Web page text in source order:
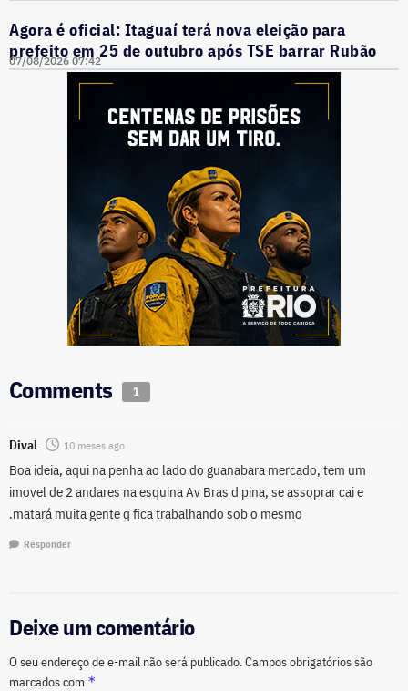
Agora é oficial: Itaguaí terá nova eleição para
prefeito em 25 de outubro após TSE barrar Rubão
07/08/2026 07:42
Comments 1
Dival 10 meses ago
Boa ideia, aqui na penha ao lado do guanabara mercado, tem um
imovel de 2 andares na esquina Av Bras d pina, se assoprar cai e
.matará muita gente q fica trabalhando sob o mesmo
Responder
Deixe um comentário
O seu endereço de e-mail não será publicado.Campos obrigatórios são
marcados com *